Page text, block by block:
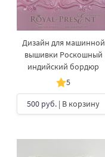
Дизайн для машинной
вышивки Роскошный
индийский бордюр
5
500 руб. | В корзину